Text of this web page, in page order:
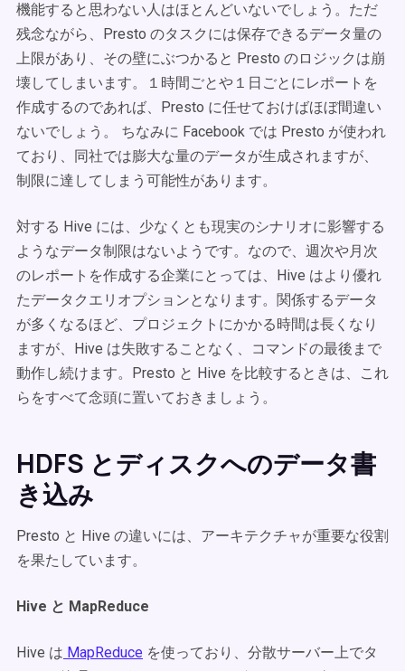
機能すると思わない人はほとんどいないでしょう。ただ
残念ながら、Presto のタスクには保存できるデータ量の
上限があり、その壁にぶつかると Presto のロジックは崩
壊してしまいます。１時間ごとや１日ごとにレポートを
作成するのであれば、Presto に任せておけばほぼ間違い
ないでしょう。 ちなみに Facebook では Presto が使われ
ており、同社では膨大な量のデータが生成されますが、
制限に達してしまう可能性があります。
対する Hive には、少なくとも現実のシナリオに影響する
ようなデータ制限はないようです。なので、週次や月次
のレポートを作成する企業にとっては、Hive はより優れ
たデータクエリオプションとなります。関係するデータ
が多くなるほど、プロジェクトにかかる時間は長くなり
ますが、Hive は失敗することなく、コマンドの最後まで
動作し続けます。Presto と Hive を比較するときは、これ
らをすべて念頭に置いておきましょう。
HDFS とディスクへのデータ書
き込み
Presto と Hive の違いには、アーキテクチャが重要な役割
を果たしています。
Hive と MapReduce
Hive は MapReduce を使っており、分散サーバー上でタ